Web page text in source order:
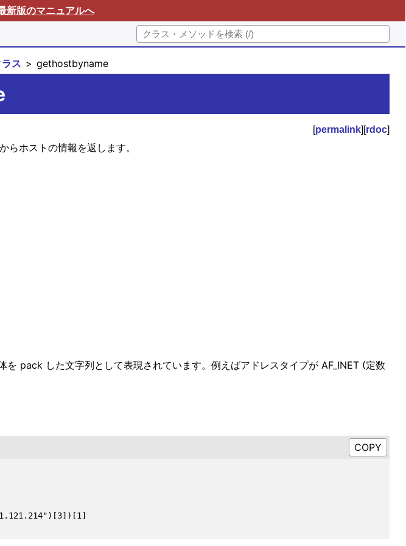
新版のマニュアルへ
ス gethostbyname
[permalink][rdoc]
らホストの情報を返します。
pack した文字列として表現されています。例えばアドレスタイプが AF_INET (定数